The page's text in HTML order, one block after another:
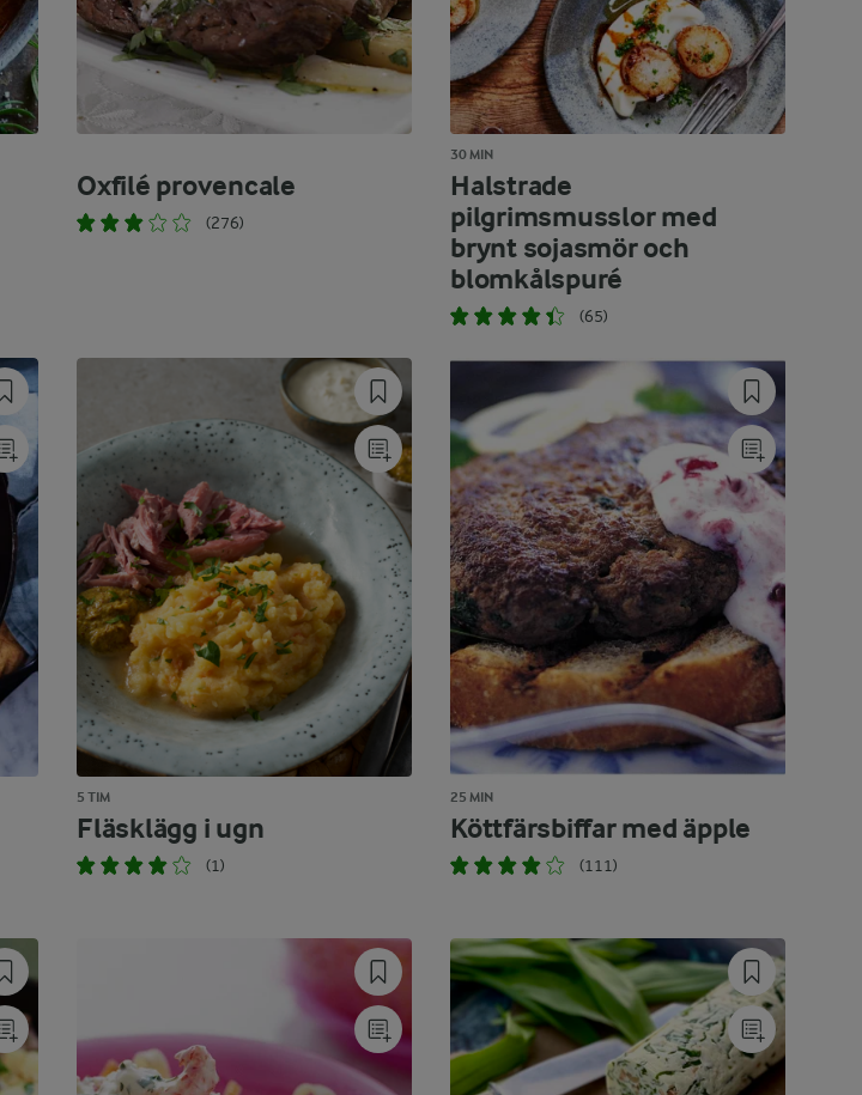
Oxfilé provencale
(276)
30 MIN
Halstrade
pilgrimsmusslor med
brynt sojasmör och
blomkålspuré
(65)
5 TIM
Fläsklägg i ugn
(1)
25 MIN
Köttfärsbiffar med äpple
(111)